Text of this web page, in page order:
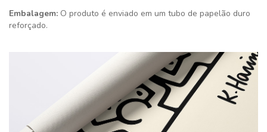
Embalagem: O produto é enviado em um tubo de papelão duro
reforçado.